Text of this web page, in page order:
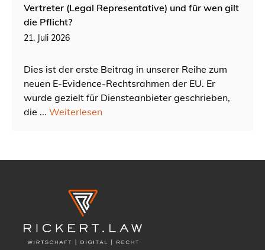
Vertreter (Legal Representative) und für wen gilt
die Pflicht?
21. Juli 2026
Dies ist der erste Beitrag in unserer Reihe zum
neuen E-Evidence-Rechtsrahmen der EU. Er
wurde gezielt für Diensteanbieter geschrieben,
die ... Weiterlesen